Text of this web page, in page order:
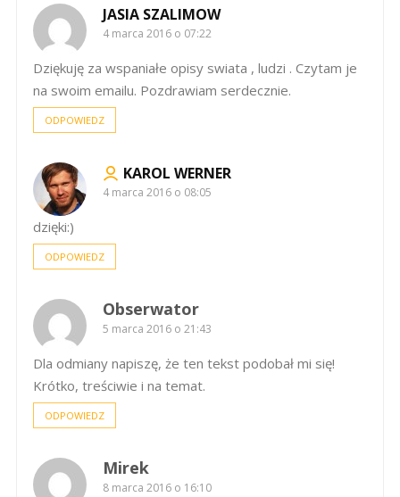
JASIA SZALIMOW
4 marca 2016 o 07:22
Dziękuję za wspaniałe opisy swiata , ludzi . Czytam je
na swoim emailu. Pozdrawiam serdecznie.
ODPOWIEDZ
KAROL WERNER
4 marca 2016 o 08:05
dzięki:)
ODPOWIEDZ
Obserwator
5 marca 2016 o 21:43
Dla odmiany napiszę, że ten tekst podobał mi się!
Krótko, treściwie i na temat.
ODPOWIEDZ
Mirek
8 marca 2016 o 16:10